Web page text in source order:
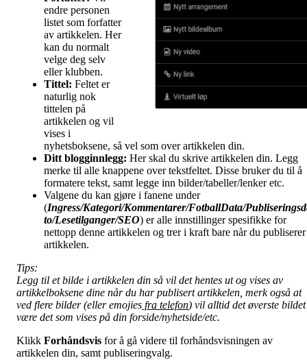
endre personen
listet som forfatter
av artikkelen. Her
kan du normalt
velge deg selv
eller klubben.
Tittel: Feltet er
naturlig nok
tittelen på
artikkelen og vil
vises i
nyhetsboksene, så vel som over artikkelen din.
Ditt blogginnlegg: Her skal du skrive artikkelen din. Legg
merke til alle knappene over tekstfeltet. Disse bruker du til å
formatere tekst, samt legge inn bilder/tabeller/lenker etc.
Valgene du kan gjøre i fanene under
(Ingress/Kategori/Kommentarer/FotballData/
to/Lesetilganger/SEO) er alle innstillinger spesifikke for
nettopp denne artikkelen og trer i kraft bare når du publiserer
artikkelen.
Tips:
Legg til et bilde i artikkelen din så vil det hentes ut og vises av
artikkelboksene dine når du har publisert artikkelen, merk også at
ved flere bilder (eller emojies fra telefon) vil alltid det øverste bildet
være det som vises på din forside/nyhetside/etc.
Klikk Forhåndsvis for å gå videre til forhåndsvisningen av
artikkelen din, samt publiseringvalg.